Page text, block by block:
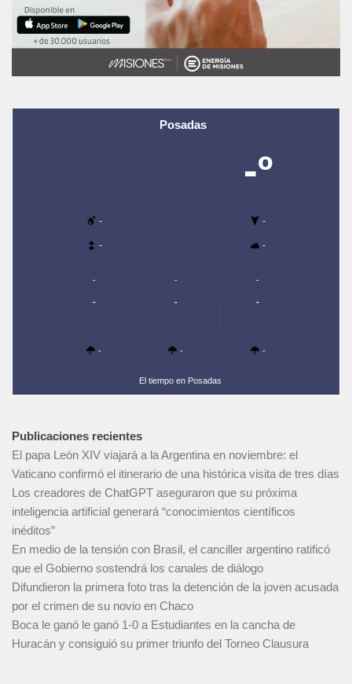
Posadas
-º
- -
- -
-
-
-
-
-
-
-
-
-
El tiempo en Posadas
Publicaciones recientes
El papa León XIV viajará a la Argentina en noviembre: el
Vaticano confirmó el itinerario de una histórica visita de tres días
Los creadores de ChatGPT aseguraron que su próxima
inteligencia artificial generará “conocimientos científicos
inéditos”
En medio de la tensión con Brasil, el canciller argentino ratificó
que el Gobierno sostendrá los canales de diálogo
Difundieron la primera foto tras la detención de la joven acusada
por el crimen de su novio en Chaco
Boca le ganó le ganó 1-0 a Estudiantes en la cancha de
Huracán y consiguió su primer triunfo del Torneo Clausura